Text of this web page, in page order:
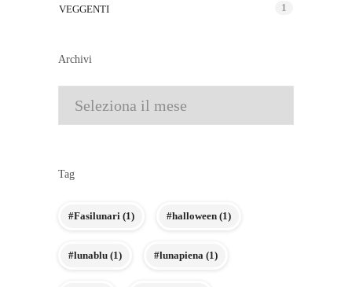
VEGGENTI 1
Archivi
Archivi
Tag
#Fasilunari (1) #halloween (1)
#lunablu (1) #lunapiena (1)